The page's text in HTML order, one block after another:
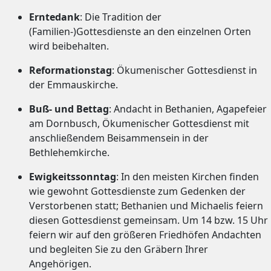
Erntedank: Die Tradition der
(Familien-)Gottesdienste an den einzelnen Orten
wird beibehalten.
Reformationstag: Ökumenischer Gottesdienst in
der Emmauskirche.
Buß- und Bettag: Andacht in Bethanien, Agapefeier
am Dornbusch, Ökumenischer Gottesdienst mit
anschließendem Beisammensein in der
Bethlehemkirche.
Ewigkeitssonntag: In den meisten Kirchen finden
wie gewohnt Gottesdienste zum Gedenken der
Verstorbenen statt; Bethanien und Michaelis feiern
diesen Gottesdienst gemeinsam. Um 14 bzw. 15 Uhr
feiern wir auf den größeren Friedhöfen Andachten
und begleiten Sie zu den Gräbern Ihrer
Angehörigen.